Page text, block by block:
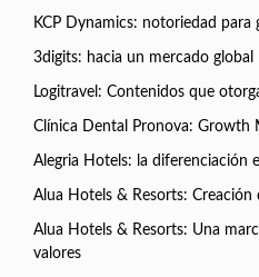
KCP Dynamics: notoriedad para
3digits: hacia un mercado global
Logitravel: Contenidos que
Clínica Dental Pronova: Growth
Alegria Hotels: la diferenciación
Alua Hotels & Resorts: Creación
Alua Hotels & Resorts: Una
valores